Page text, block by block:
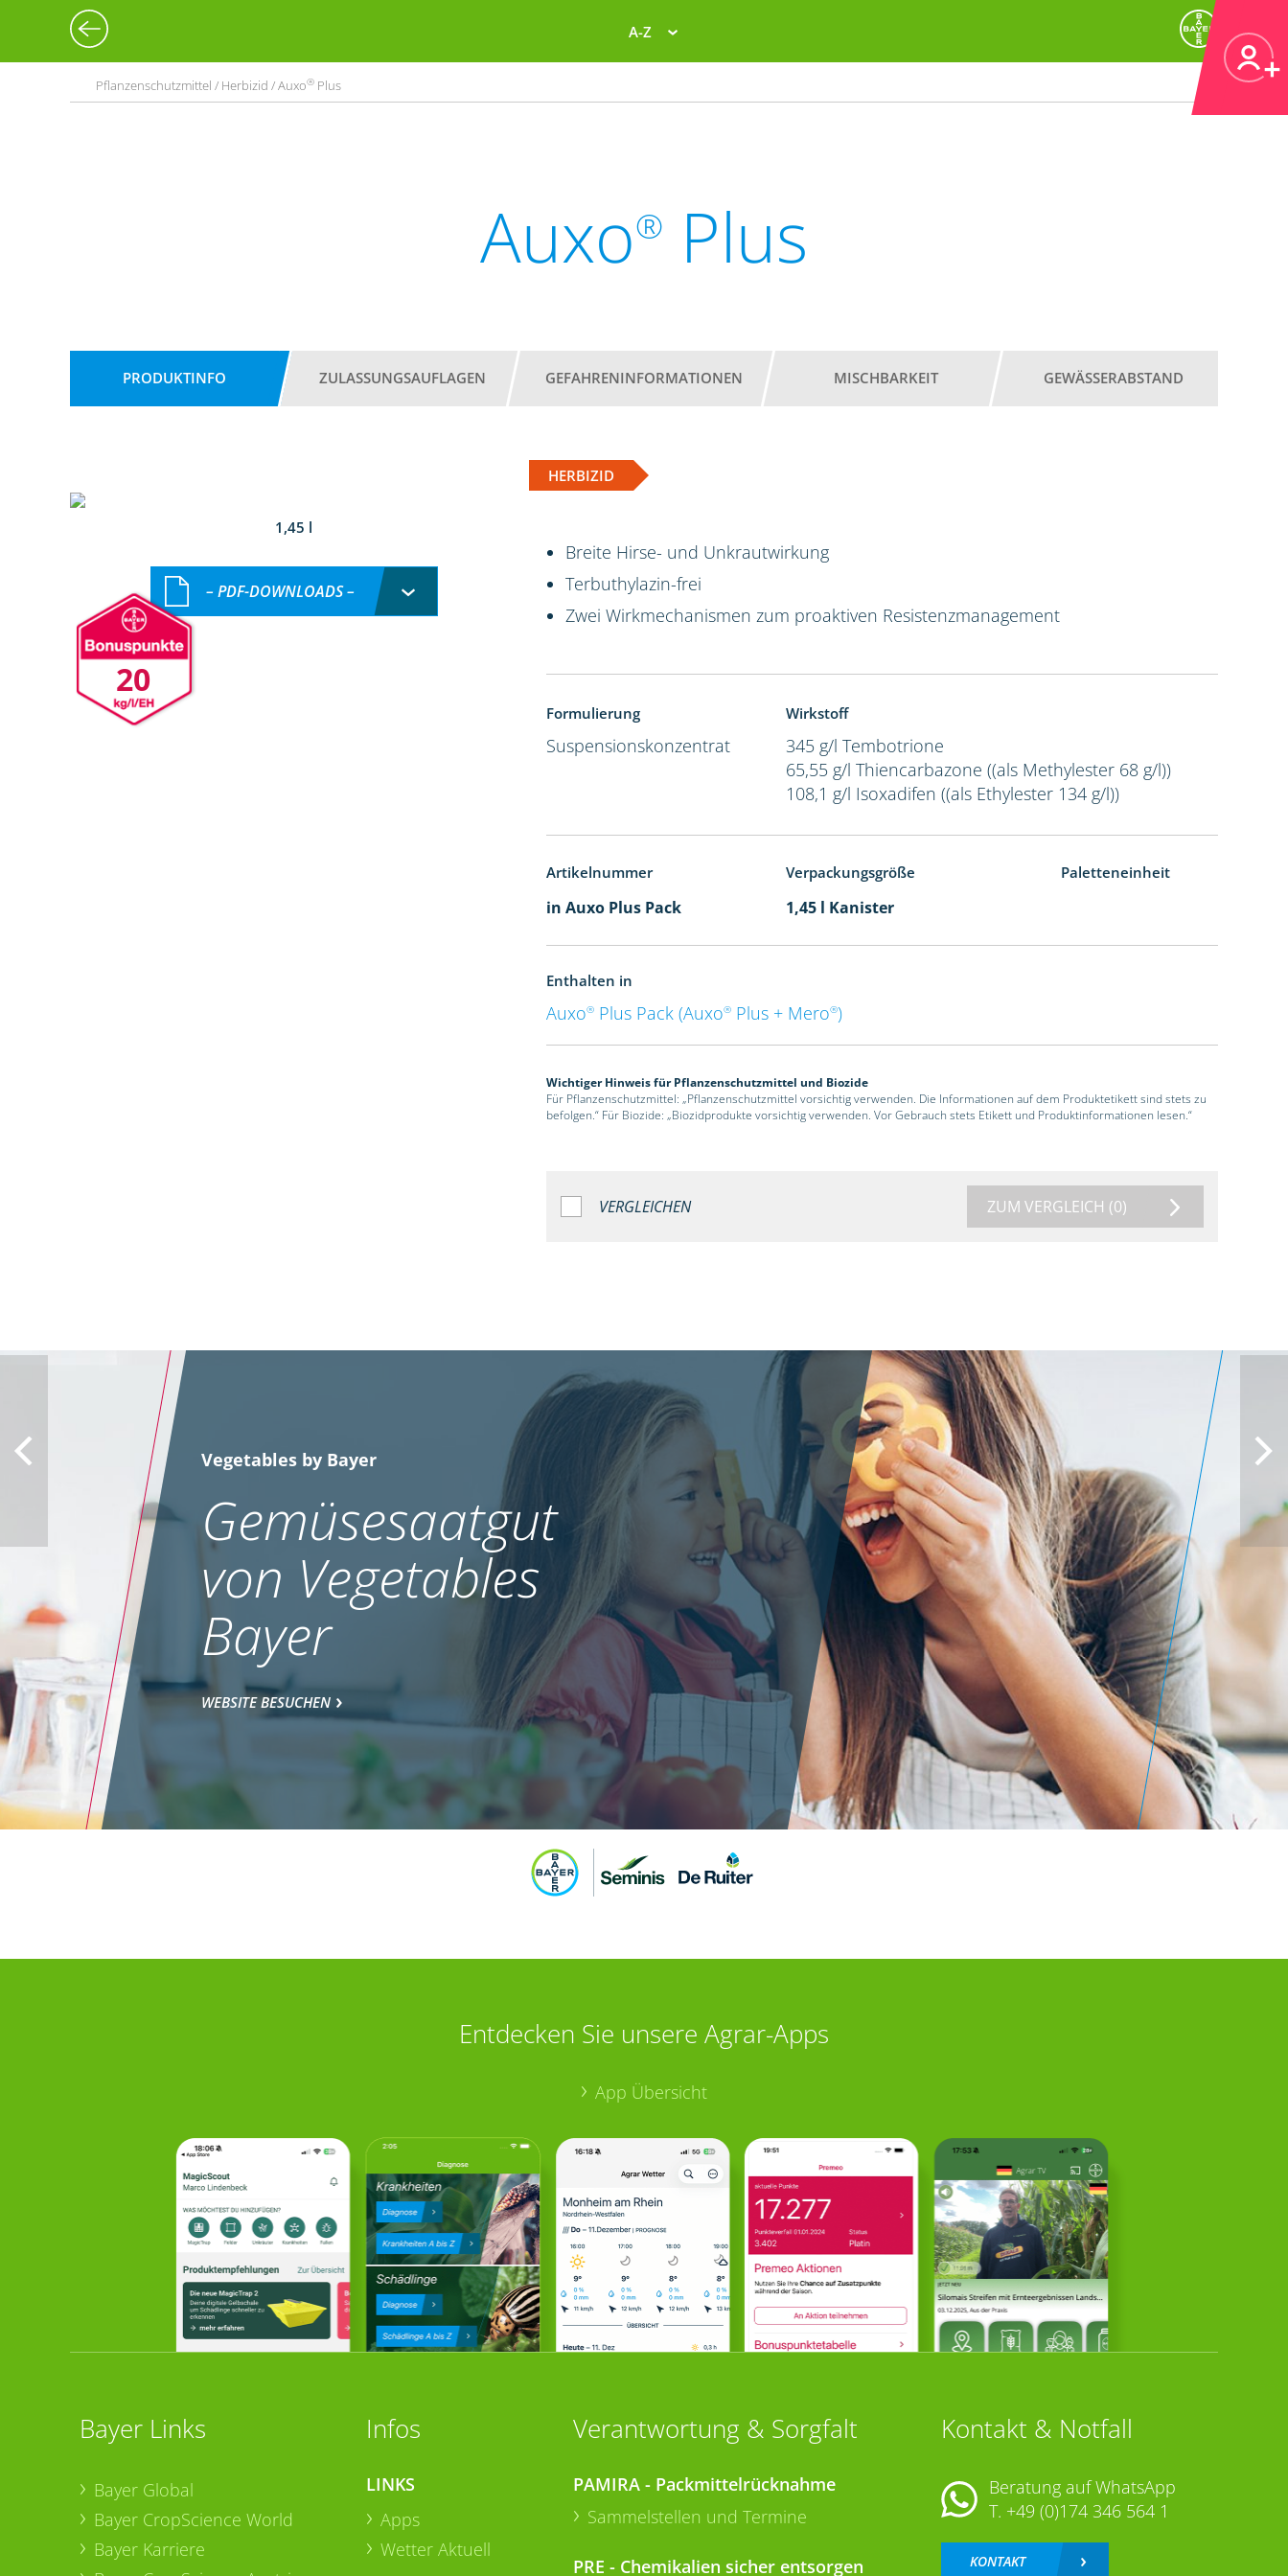
A-Z
Pflanzenschutzmittel / Herbizid / Auxo® Plus
Auxo® Plus
PRODUKTINFO ZULASSUNGSAUFLAGEN GEFAHRENINFORMATIONEN MISCHBARKEIT GEWÄSSERABSTAND
HERBIZID
1,45 l
20
– PDF-DOWNLOADS –
Breite Hirse- und Unkrautwirkung
Terbuthylazin-frei
Zwei Wirkmechanismen zum proaktiven Resistenzmanagement
Formulierung
Suspensionskonzentrat
Wirkstoff
345 g/l Tembotrione
65,55 g/l Thiencarbazone ((als Methylester 68 g/l))
108,1 g/l Isoxadifen ((als Ethylester 134 g/l))
Artikelnummer Verpackungsgröße Paletteneinheit
in Auxo Plus Pack 1,45 l Kanister
Enthalten in
Auxo® Plus Pack (Auxo® Plus + Mero®)
Wichtiger Hinweis für Pflanzenschutzmittel und Biozide
Für Pflanzenschutzmittel: „Pflanzenschutzmittel vorsichtig verwenden. Die Informationen auf dem Produktetikett sind stets zu
befolgen.“ Für Biozide: „Biozidprodukte vorsichtig verwenden. Vor Gebrauch stets Etikett und Produktinformationen lesen.“
VERGLEICHEN ZUM VERGLEICH (0)
Vegetables by Bayer
Gemüsesaatgut
von Vegetables
Bayer
WEBSITE BESUCHEN
Entdecken Sie unsere Agrar-Apps
App Übersicht
Bayer Links
Bayer Global
Bayer CropScience World
Bayer Karriere
Infos
LINKS
Apps
Wetter Aktuell
Verantwortung & Sorgfalt
PAMIRA - Packmittelrücknahme
Sammelstellen und Termine
PRE - Chemikalien sicher entsorgen
Kontakt & Notfall
Beratung auf WhatsApp
T. +49 (0)174 346 564 1
KONTAKT